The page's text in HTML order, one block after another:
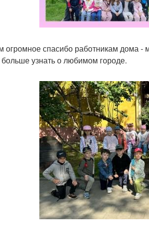
спасибо работникам дома -
узнать о любимом городе.